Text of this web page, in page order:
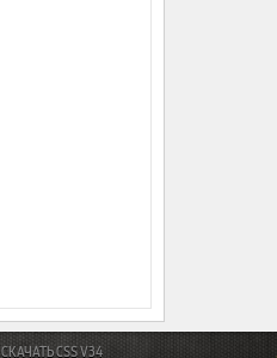
СКАЧАТЬ CSS V34